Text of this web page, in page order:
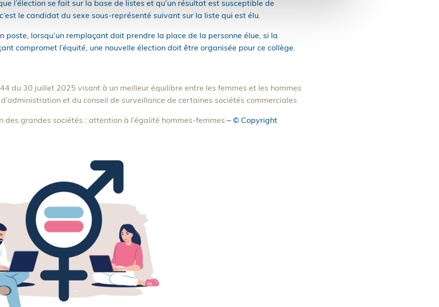
l’élection se fait sur la base de listes et qu’un résultat est susceptible de
le candidat du sexe sous-représenté suivant sur la liste qui est élu.
poste, lorsqu’un remplaçant doit prendre la place de la personne élue, si la
compromet l’équité, une nouvelle élection doit être organisée pour ce collège.
du 30 juillet 2025 visant à un meilleur équilibre entre les femmes et les hommes
et du conseil de surveillance de certaines sociétés commerciales
des grandes sociétés : attention à l’égalité hommes-femmes – © Copyright